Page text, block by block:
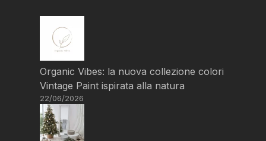
Organic Vibes: la nuova collezione colori
Vintage Paint ispirata alla natura
22/06/2026